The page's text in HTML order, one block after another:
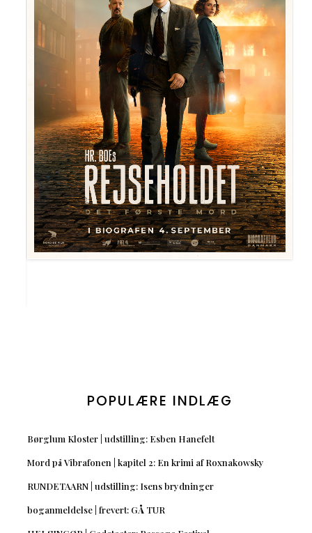
POPULÆRE INDLÆG
Børglum Kloster | udstilling: Esben Hanefelt
Mord på Vibrafonen | kapitel 2: En krimi af Roxnakowsky
RUNDETAARN | udstilling: Isens brydninger
boganmeldelse | frevert: GÅ TUR